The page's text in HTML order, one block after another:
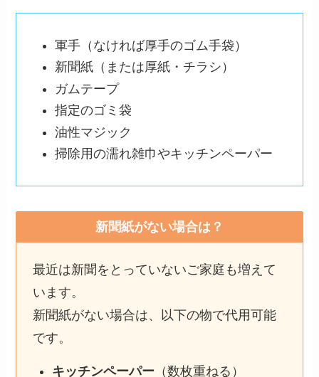
軍手（なければ厚手のゴム手袋）
新聞紙（または厚紙・チラシ）
ガムテープ
指定のゴミ袋
油性マジック
掃除用の濡れ雑巾やキッチンペーパー
新聞紙がない場合は？
最近は新聞をとっていないご家庭も増えて
います。
新聞紙がない場合は、以下の物で代用可能
です。
キッチンペーパー （数枚重ねる）